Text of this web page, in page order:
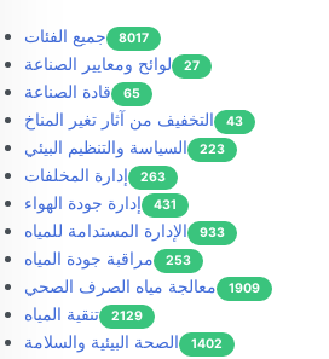
جميع الفئات 8017
لوائح ومعايير الصناعة 27
قادة الصناعة 65
التخفيف من آثار تغير المناخ 43
السياسة والتنظيم البيئي 223
إدارة المخلفات 263
إدارة جودة الهواء 431
الإدارة المستدامة للمياه 933
مراقبة جودة المياه 253
معالجة مياه الصرف الصحي 1909
تنقية المياه 2129
الصحة البيئية والسلامة 1402